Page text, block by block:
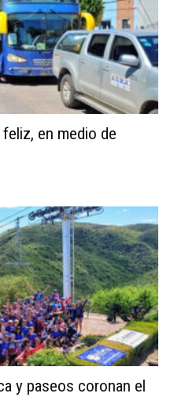
en medio de
y paseos coronan el